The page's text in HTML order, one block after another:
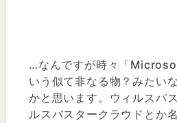
…なんですが時々「
いう似て非なる物？みたい
かと思います。ウィルスバ
ルスバスタークラウドとか